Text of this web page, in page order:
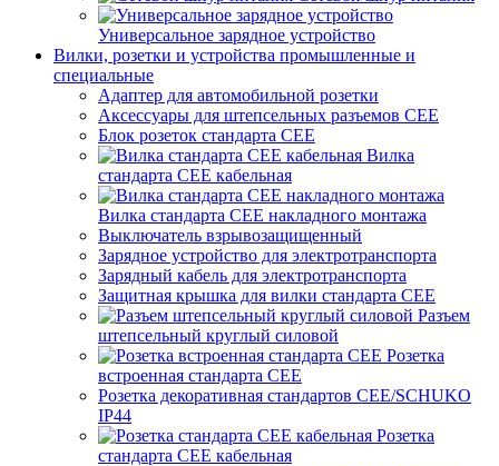
Универсальное зарядное устройство
Вилки, розетки и устройства промышленные и
специальные
Адаптер для автомобильной розетки
Аксессуары для штепсельных разъемов CEE
Блок розеток стандарта CEE
Вилка
стандарта CEE кабельная
Вилка стандарта CEE накладного монтажа
Выключатель взрывозащищенный
Зарядное устройство для электротранспорта
Зарядный кабель для электротранспорта
Защитная крышка для вилки стандарта CEE
Разъем
штепсельный круглый силовой
Розетка
встроенная стандарта CEE
Розетка декоративная стандартов CEE/SCHUKO
IP44
Розетка
стандарта СЕЕ кабельная